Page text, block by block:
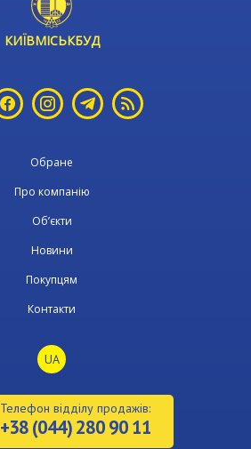
КИЇВМІСЬКБУД
Обране
Про компанію
Об’єкти
Новини
Покупцям
Контакти
UA
Телефон відділу продажів:
+38 (044) 280 90 11